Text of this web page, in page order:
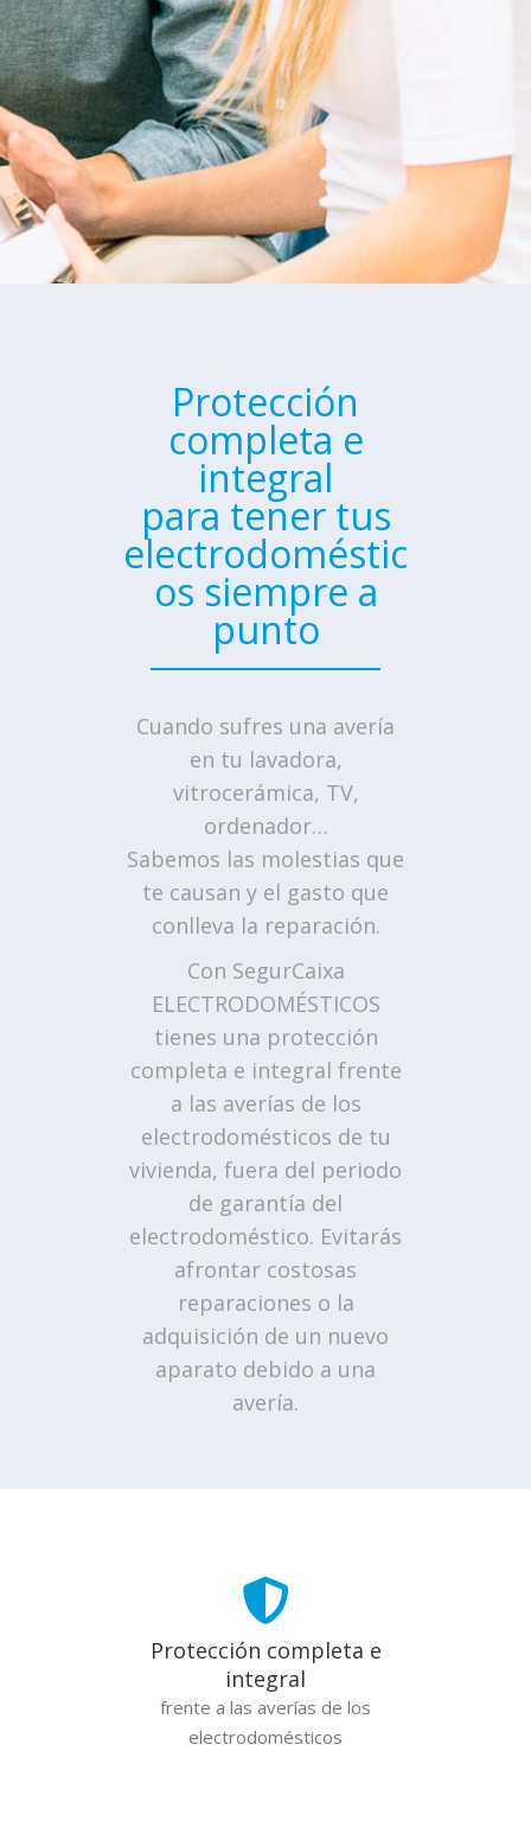
Protección
completa e
integral
para tener tus
electrodoméstic
os siempre a
punto
Cuando sufres una avería
en tu lavadora,
vitrocerámica, TV,
ordenador…
Sabemos las molestias que
te causan y el gasto que
conlleva la reparación.
Con SegurCaixa
ELECTRODOMÉSTICOS
tienes una protección
completa e integral frente
a las averías de los
electrodomésticos de tu
vivienda, fuera del periodo
de garantía del
electrodoméstico. Evitarás
afrontar costosas
reparaciones o la
adquisición de un nuevo
aparato debido a una
avería.
Protección completa e
integral
frente a las averías de los
electrodomésticos